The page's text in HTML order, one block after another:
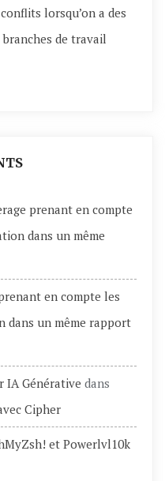
lorsqu’on a des
de travail
prenant en compte
dans un même
en compte les
dans un même rapport
IA Générative dans
Cipher
et Powerlvl10k